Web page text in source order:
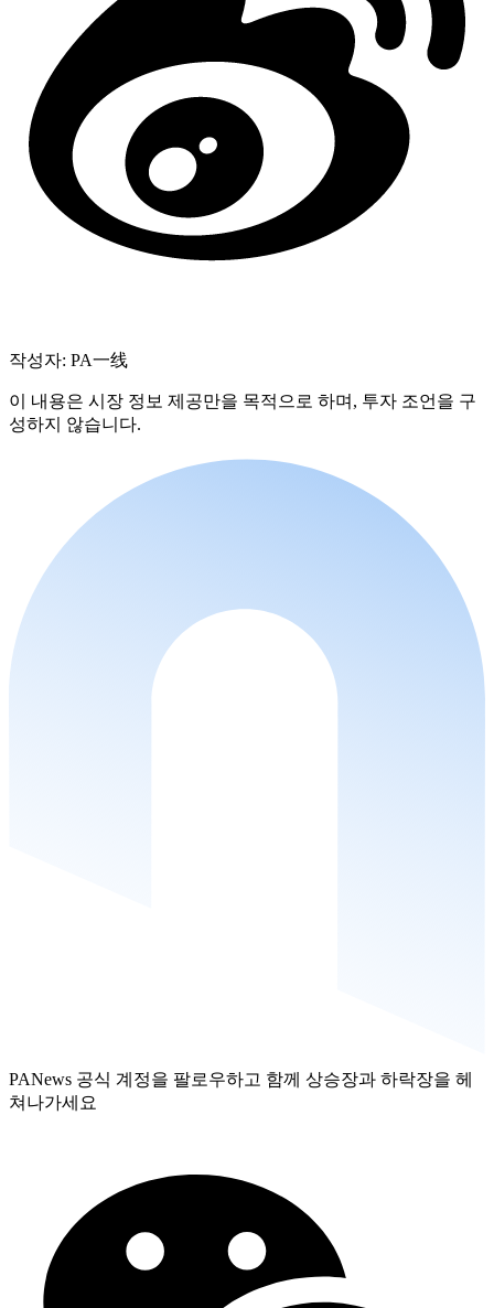
작성자: PA一线
이 내용은 시장 정보 제공만을 목적으로 하며, 투자 조언을 구
성하지 않습니다.
PANews 공식 계정을 팔로우하고 함께 상승장과 하락장을 헤
쳐나가세요